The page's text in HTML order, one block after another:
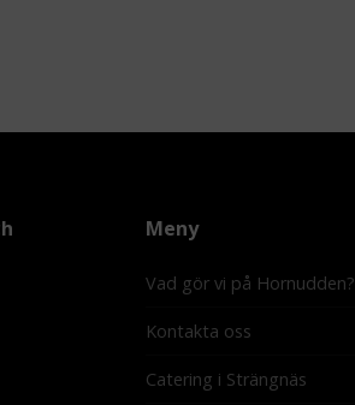
Meny
Vad gör vi på Hornudden?
Kontakta oss
Catering i Strängnäs